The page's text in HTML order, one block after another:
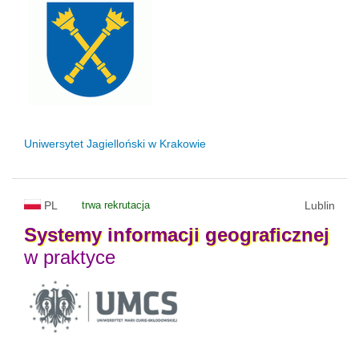
Uniwersytet Jagielloński w Krakowie
PL trwa rekrutacja Lublin
Systemy informacji geograficznej
w praktyce